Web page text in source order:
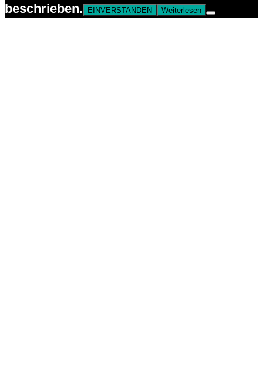
beschrieben.
EINVERSTANDEN Weiterlesen